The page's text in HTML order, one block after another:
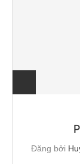
Đăng bởi